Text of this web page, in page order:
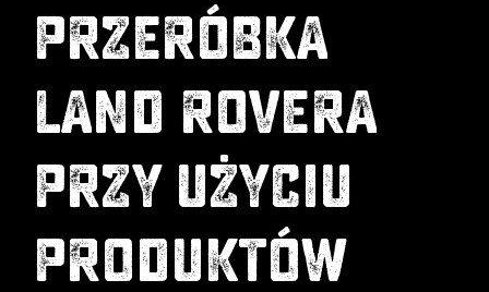
PRZERÓBKA
LAND ROVERA
PRZY UŻYCIU
PRODUKTÓW